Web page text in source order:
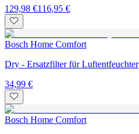
129,98 €116,95 €
Bosch Home Comfort
Dry - Ersatzfilter für Luftentfeuchter
34,99 €
Bosch Home Comfort